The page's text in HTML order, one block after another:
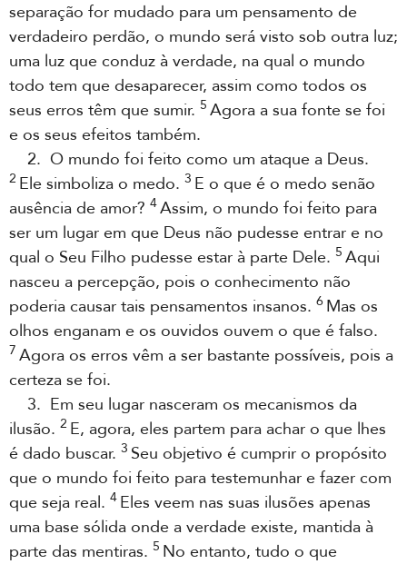
separação for mudado para um pensamento de
verdadeiro perdão, o mundo será visto sob outra luz;
uma luz que conduz à verdade, na qual o mundo
todo tem que desaparecer, assim como todos os
seus erros têm que sumir. 5 Agora a sua fonte se foi
e os seus efeitos também.
2. O mundo foi feito como um ataque a Deus.
2 Ele simboliza o medo. 3 E o que é o medo senão
ausência de amor? 4Assim, o mundo foi feito para
ser um lugar em que Deus não pudesse entrar e no
qual o Seu Filho pudesse estar à parte Dele. 5 Aqui
nasceu a percepção, pois o conhecimento não
poderia causar tais pensamentos insanos. 6 Mas os
olhos enganam e os ouvidos ouvem o que é falso.
7 Agora os erros vêm a ser bastante possíveis, pois a
certeza se foi.
3. Em seu lugar nasceram os mecanismos da
ilusão. 2 E, agora, eles partem para achar o que lhes
é dado buscar. 3 Seu objetivo é cumprir o propósito
que o mundo foi feito para testemunhar e fazer com
que seja real. 4 Eles veem nas suas ilusões apenas
uma base sólida onde a verdade existe, mantida à
parte das mentiras. 5 No entanto, tudo o que